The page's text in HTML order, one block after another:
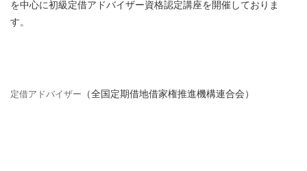
を中心に初級定借アドバイザー資格認定講座を開催しておりま
す。
定借アドバイザー （全国定期借地借家権推進機構連合会）